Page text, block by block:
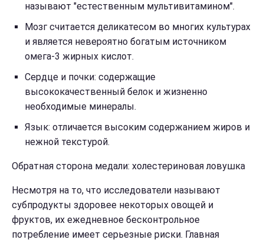
называют "естественным мультивитамином".
Мозг считается деликатесом во многих культурах
и является невероятно богатым источником
омега-3 жирных кислот.
Сердце и почки: содержащие
высококачественный белок и жизненно
необходимые минералы.
Язык: отличается высоким содержанием жиров и
нежной текстурой.
Обратная сторона медали: холестериновая ловушка
Несмотря на то, что исследователи называют
субпродукты здоровее некоторых овощей и
фруктов, их ежедневное бесконтрольное
потребление имеет серьезные риски. Главная